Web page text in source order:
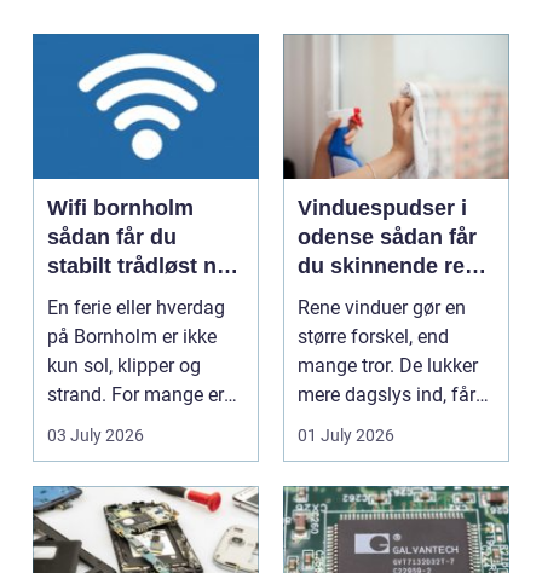
Wifi bornholm
sådan får du
stabilt trådløst net
på klippeøen
En ferie eller hverdag
på Bornholm er ikke
kun sol, klipper og
strand. For mange er
en stabil intern...
03 July 2026
Vinduespudser i
odense sådan får
du skinnende rene
ruder året rundt
Rene vinduer gør en
større forskel, end
mange tror. De lukker
mere dagslys ind, får
hjem og erhvervs...
01 July 2026